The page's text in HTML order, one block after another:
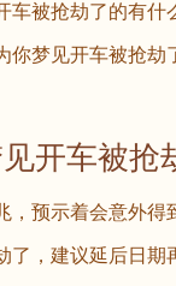
车被抢劫了的有
你梦见开车被抢
车被抢
，预示着会意外得
，建议延后日期